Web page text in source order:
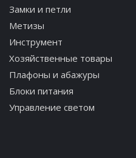
Замки и петли
Метизы
Инструмент
Хозяйственные товары
Плафоны и абажуры
Блоки питания
Управление светом